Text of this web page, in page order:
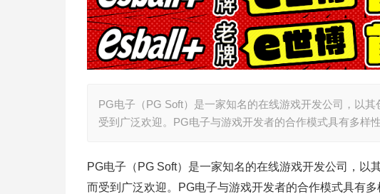
PG电子（PG Soft）是一家知名的在线游戏开发公司，以
受到广泛欢迎。PG电子与游戏开发者的合作模式具有多样
PG电子（PG Soft）是一家知名的在线游戏开发公司，
而受到广泛欢迎。PG电子与游戏开发者的合作模式具有